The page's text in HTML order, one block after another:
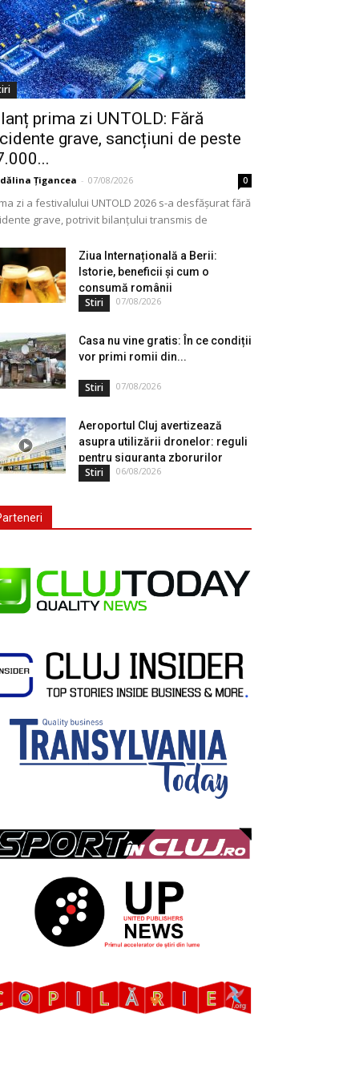
prima zi UNTOLD: Fără
grave, sancțiuni de peste
Țigancea - 07/08/2026 0
zi a festivalului UNTOLD 2026 s-a desfășurat fără
grave, potrivit bilanțului transmis de
Forțele...
Ziua Internațională a Berii:
Istorie, beneficii și cum o
consumă românii
Stiri 07/08/2026
Casa nu vine gratis: În ce condiții
vor primi romii din...
Stiri 07/08/2026
Aeroportul Cluj avertizează
asupra utilizării dronelor: reguli
pentru siguranța zborurilor
Stiri 06/08/2026